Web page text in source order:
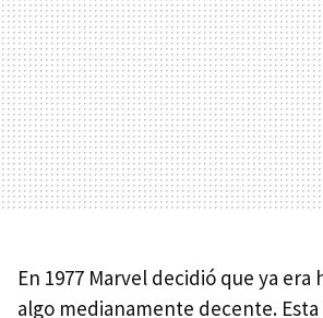
En 1977 Marvel decidió que ya era
algo medianamente decente.